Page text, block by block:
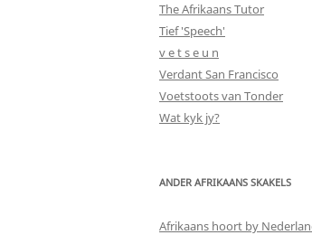
The Afrikaans Tutor
Tief 'Speech'
v e t s e u n
Verdant San Francisco
Voetstoots van Tonder
Wat kyk jy?
ANDER AFRIKAANS SKAKELS
Afrikaans hoort by